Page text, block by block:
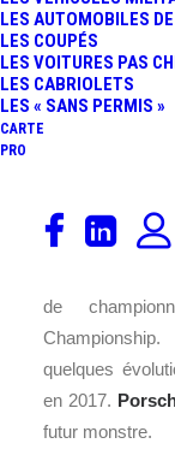
LES AUTOMOBILES
LES COUPÉS
LES VOITURES PAS
LES CABRIOLETS
LES « SANS PERMIS »
CARTE
PRO
En 2015,
catégorie
de
quelques
en 2017.
futur monstre.